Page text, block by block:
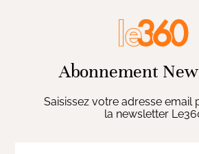
Abonnement
Saisissez votre adresse email
la newsletter